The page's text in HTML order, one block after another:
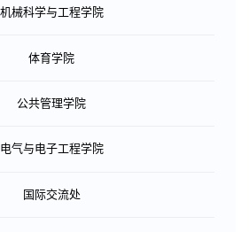
机械科学与工程学院
体育学院
公共管理学院
电气与电子工程学院
国际交流处